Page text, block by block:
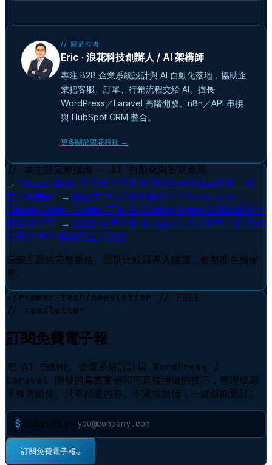
// 關於作者
Eric · 浪花科技創辦人 / AI 架構師
專注 B2B 企業系統設計與 AI 自動化落地，協助企
業把客服、訂單、行銷流程交給 AI。擅長
WordPress／Laravel 高階開發、n8n／API 串接
與 HubSpot CRM 整合。
更多關於浪花科技 →
// 本主題完整指南 · AI 自動化與智慧應用
→ Claude Skills 是什麼？把重複交代的規矩寫成檔案，AI
自己會去讀
→ 對話式 AI 已經不夠用了？Antigravity、
Claude Code、Codex 三大 AI Coding Agent 完整比較與企
業選型指南
→ 2026 台灣企業 AI Agent 導入指南：從 PoC
幻覺到 ROI 落地的五大路徑
這個主題的完整脈絡、選型比較與導入建議，都整理在指南
裡。
~/roamer-tech/newsletter
// FREE
// newsletter
訂閱免費電子報
把 AI 自動化、企業系統設計與 WordPress /
Laravel 開發的真實案例和可直接照做的技巧，整理成電
子報寄給你。只寄精選內容、不灌垃圾信，一鍵就能退訂。
$subscribe
訂閱免費電子報⠋